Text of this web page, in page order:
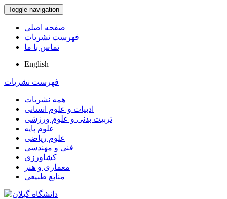
Toggle navigation
صفحه اصلی
فهرست نشریات
تماس با ما
English
فهرست نشریات
همه نشریات
ادبیات و علوم انسانی
تربیت بدنی و علوم ورزشی
علوم پایه
علوم ریاضی
فنی و مهندسی
کشاورزی
معماری و هنر
منابع طبیعی